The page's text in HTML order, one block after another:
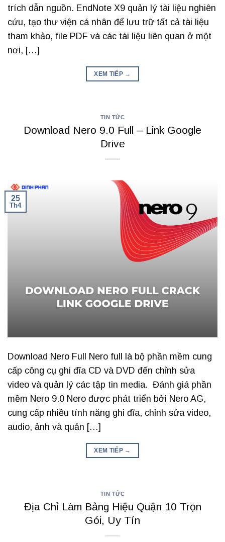
trích dẫn nguồn. EndNote X9 quản lý tài liệu nghiên
cứu, tạo thư viện cá nhân để lưu trữ tất cả tài liệu
tham khảo, file PDF và các tài liệu liên quan ở một
nơi, […]
XEM TIẾP →
TIN TỨC
Download Nero 9.0 Full – Link Google
Drive
25
Th4
Download Nero Full Nero full là bộ phần mềm cung
cấp công cụ ghi đĩa CD và DVD đến chỉnh sửa
video và quản lý các tập tin media. Đánh giá phần
mềm Nero 9.0 Nero được phát triển bởi Nero AG,
cung cấp nhiều tính năng ghi đĩa, chỉnh sửa video,
audio, ảnh và quản […]
XEM TIẾP →
TIN TỨC
Địa Chỉ Làm Bảng Hiệu Quận 10 Trọn
Gói, Uy Tín